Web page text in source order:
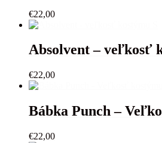
€22,00
Absolvent – veľkosť
€22,00
Bábka Punch –
€22,00